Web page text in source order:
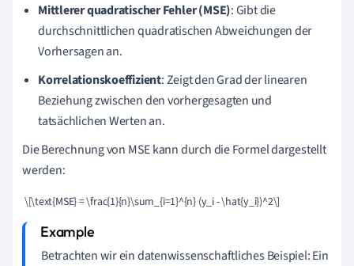
Mittlerer quadratischer Fehler (MSE): Gibt die
durchschnittlichen quadratischen Abweichungen der
Vorhersagen an.
Korrelationskoeffizient: Zeigt den Grad der linearen
Beziehung zwischen den vorhergesagten und
tatsächlichen Werten an.
Die Berechnung von MSE kann durch die Formel dargestellt
werden:
\[\text{MSE} = \frac{1}{n}\sum_{i=1}^{n} (y_i - \hat{y_i})^2\]
Betrachten wir ein datenwissenschaftliches Beispiel: Ein